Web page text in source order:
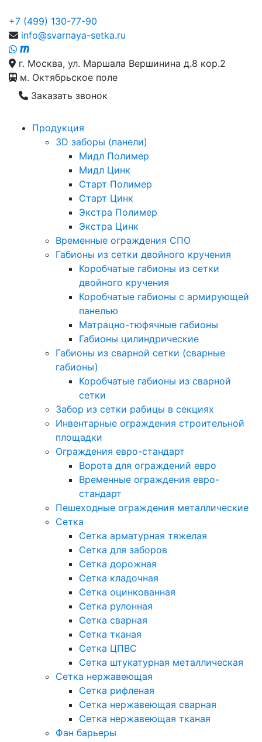
+7 (499) 130-77-90
info@svarnaya-setka.ru
г. Москва, ул. Маршала Вершинина д.8 кор.2
м. Октябрьское поле
Заказать звонок
Продукция
3D заборы (панели)
Мидл Полимер
Мидл Цинк
Старт Полимер
Старт Цинк
Экстра Полимер
Экстра Цинк
Временные ограждения СПО
Габионы из сетки двойного кручения
Коробчатые габионы из сетки
двойного кручения
Коробчатые габионы с армирующей
панелью
Матрацно-тюфячные габионы
Габионы цилиндрические
Габионы из сварной сетки (сварные
габионы)
Коробчатые габионы из сварной
сетки
Забор из сетки рабицы в секциях
Инвентарные ограждения строительной
площадки
Ограждения евро-стандарт
Ворота для ограждений евро
Временные ограждения евро-
стандарт
Пешеходные ограждения металлические
Сетка
Сетка арматурная тяжелая
Сетка для заборов
Сетка дорожная
Сетка кладочная
Сетка оцинкованная
Сетка рулонная
Сетка сварная
Сетка тканая
Сетка ЦПВС
Сетка штукатурная металлическая
Сетка нержавеющая
Сетка рифленая
Сетка нержавеющая сварная
Сетка нержавеющая тканая
Фан барьеры